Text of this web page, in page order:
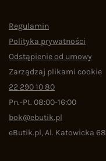
Regulamin
Polityka prywatności
Odstąpienie od umowy
Zarządzaj plikami cookie
22 290 10 80
Pn.-Pt. 08:00-16:00
bok@ebutik.pl
eButik.pl,Al. Katowicka 68